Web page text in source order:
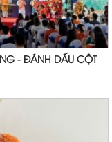
- ĐÁNH DẤU CỘT